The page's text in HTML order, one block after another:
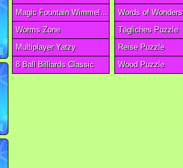
Magic Fountain Wimmelbild
Worms Zone
Multiplayer Yatzy
8 Ball Billiards Classic
Words of Wonders
Tägliches Puzzle
Reise Puzzle
Wood Puzzle